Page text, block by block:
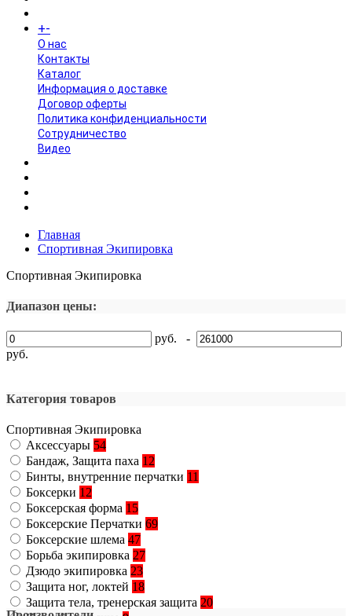
+-
O нас
Контакты
Каталог
Информация о доставке
Договор оферты
Политика конфиденциальности
Сотрудничество
Видео
Главная
Спортивная Экипировка
Спортивная Экипировка
Диапазон цены:
руб. -
руб.
Категория товаров
Спортивная Экипировка
Аксессуары 54
Бандаж, Защита паха 12
Бинты, внутренние перчатки 11
Боксерки 12
Боксерская форма 15
Боксерские Перчатки 69
Боксерские шлема 47
Борьба экипировка 27
Дзюдо экипировка 23
Защита ног, локтей 18
Защита тела, тренерская защита 20